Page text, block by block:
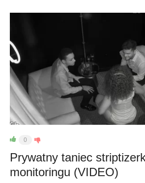
0
Prywatny taniec
monitoringu (VIDEO)